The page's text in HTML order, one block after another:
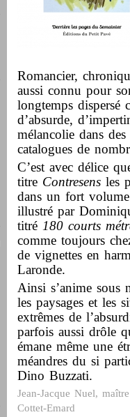
Romancier,
aussi connu pour
longtemps dispersé
d’absurde,
mélancolie dans
catalogues de
C’est avec délice
titre Contresens les
dans un fort
illustré par
titré 180 courts
comme toujours
de vignettes en
Laronde.
Ainsi s’anime sous
les paysages et les
extrêmes de
parfois aussi drôle
émane même une
méandres du si
Dino Buzzati.
Jean-Jacque Nuel,
Cottet-Emard